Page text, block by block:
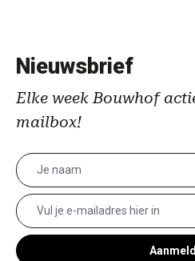
Nieuwsbrief
Elke week Bouwhof
mailbox!